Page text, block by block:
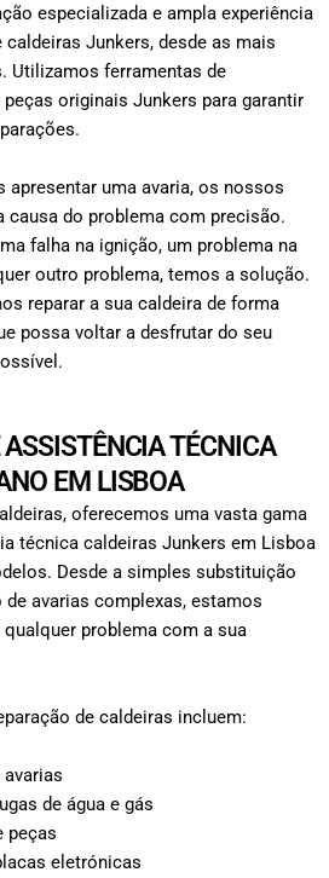
especializada e ampla experiência
Junkers, desde as mais
Utilizamos ferramentas de
originais Junkers para garantir
apresentar uma avaria, os nossos
do problema com precisão.
falha na ignição, um problema na
outro problema, temos a solução.
reparar a sua caldeira de forma
possa voltar a desfrutar do seu
TÉCNICA
EM LISBOA
oferecemos uma vasta gama
técnica caldeiras Junkers em Lisboa
Desde a simples substituição
de avarias complexas, estamos
problema com a sua
de caldeiras incluem:
de água e gás
peças
eletrónicas